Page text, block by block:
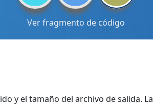
Ver fragmento de código
y el tamaño del archivo de salida. La